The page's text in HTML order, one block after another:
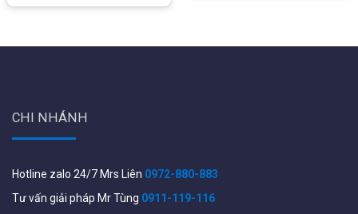
Interface Universal Serial Bus (USB2.0)
(Pan) +/-180∑(0° ~ 360°) continuously
Pan/Tilt Speed: 1-100°/sec
EIA/RS485
CHI NHÁNH
Hotline zalo 24/7 Mrs Liên 0972-880-883
Tư vấn giải pháp Mr Tùng 0911-119-116